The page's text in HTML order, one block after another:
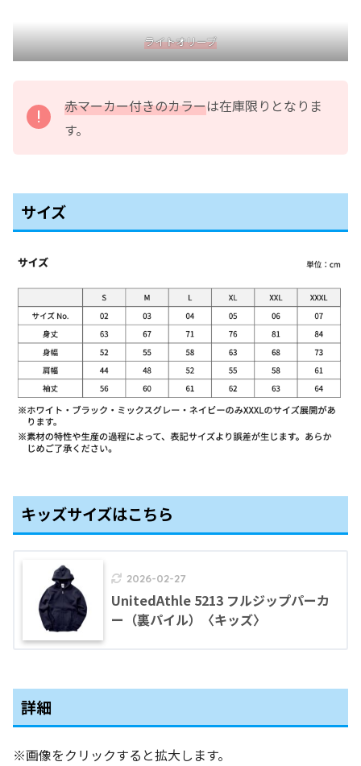
ライトオリーブ
赤マーカー付きのカラーは在庫限りとなりま
す。
サイズ
キッズサイズはこちら
2026-02-27
UnitedAthle 5213 フルジップパーカ
ー（裏パイル）〈キッズ〉
詳細
※画像をクリックすると拡大します。